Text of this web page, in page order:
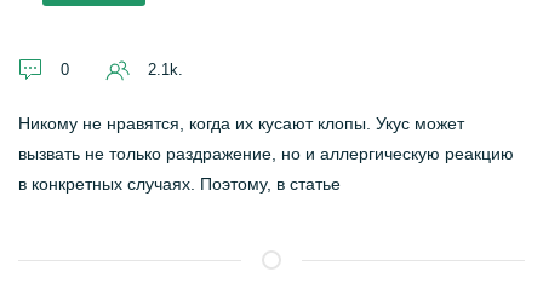
0 2.1k.
Никому не нравятся, когда их кусают клопы. Укус может
вызвать не только раздражение, но и аллергическую реакцию
в конкретных случаях. Поэтому, в статье